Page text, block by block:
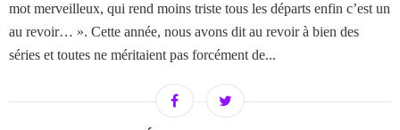
mot merveilleux, qui rend moins triste tous les départs enfin c’est un
au revoir… ». Cette année, nous avons dit au revoir à bien des
séries et toutes ne méritaient pas forcément de...